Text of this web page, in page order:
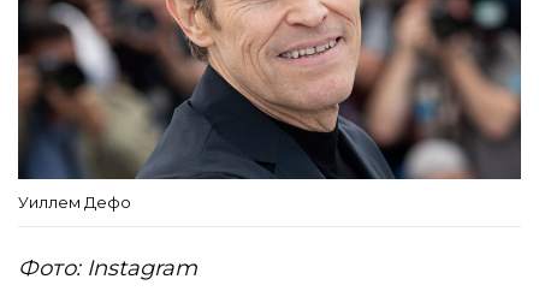
Уиллем Дефо
Фото: Instagram